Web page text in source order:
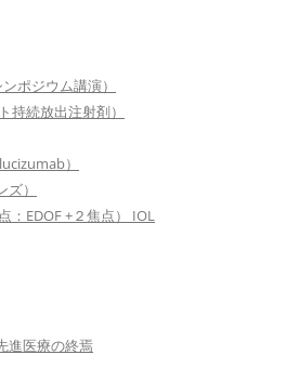
ポジウム講演）
持続放出注射剤）
）
）
：EDOF +２焦点） IOL
進医療の終焉